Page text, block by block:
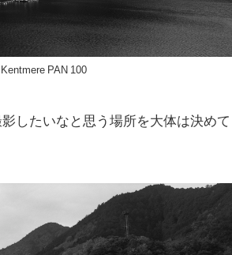
PAN 100
したいなと思う場所を大体は決めて